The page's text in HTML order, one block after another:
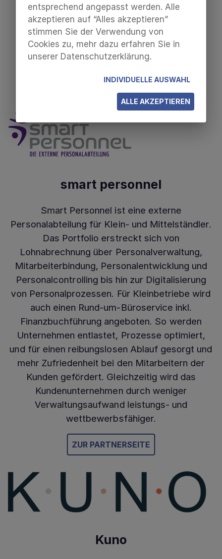
eine voll digitale Personalverwaltung, eine
zielgerichtete Personalentwicklung und ein
zukunftsfähiges Recruiting sind unsere
Leidenschaft.
ZUR PARTNERSEITE
smart personnel
Smart Personnel ist eine externe
Personalabteilung für Klein- und Mittelständler.
Das Portfolio erstreckt sich von
Lohnabrechnung über Personalverwaltung,
Mitarbeiterbindung, Personalentwicklung und
Personalcontrolling bis hin zur Digitalisierung
von Personalprozessen. Für Kleinbetriebe wird
auch einen Rund-um-Büroservice inkl.
Finanzbuchführung angeboten. So werden
Unternehmen entlastet, Prozesse optimiert,
und für einen reibungslosen Ablauf gesorgt und
mehr Zufriedenheit bei den Mitarbeitern der
Kunden gefördert. Gleichzeitig wird das
Kundenunternehmen durch weniger
Verwaltungsaufwand leistungs- und
wettbewerbsfähiger.
ZUR PARTNERSEITE
Kuno
entsprechend angepasst werden. Alle
akzeptieren auf “Alles akzeptieren”
stimmen Sie der Verwendung von
Cookies zu, mehr dazu erfahren Sie in
unserer Datenschutzerklärung.
INDIVIDUELLE AUSWAHL
ALLE AKZEPTIEREN